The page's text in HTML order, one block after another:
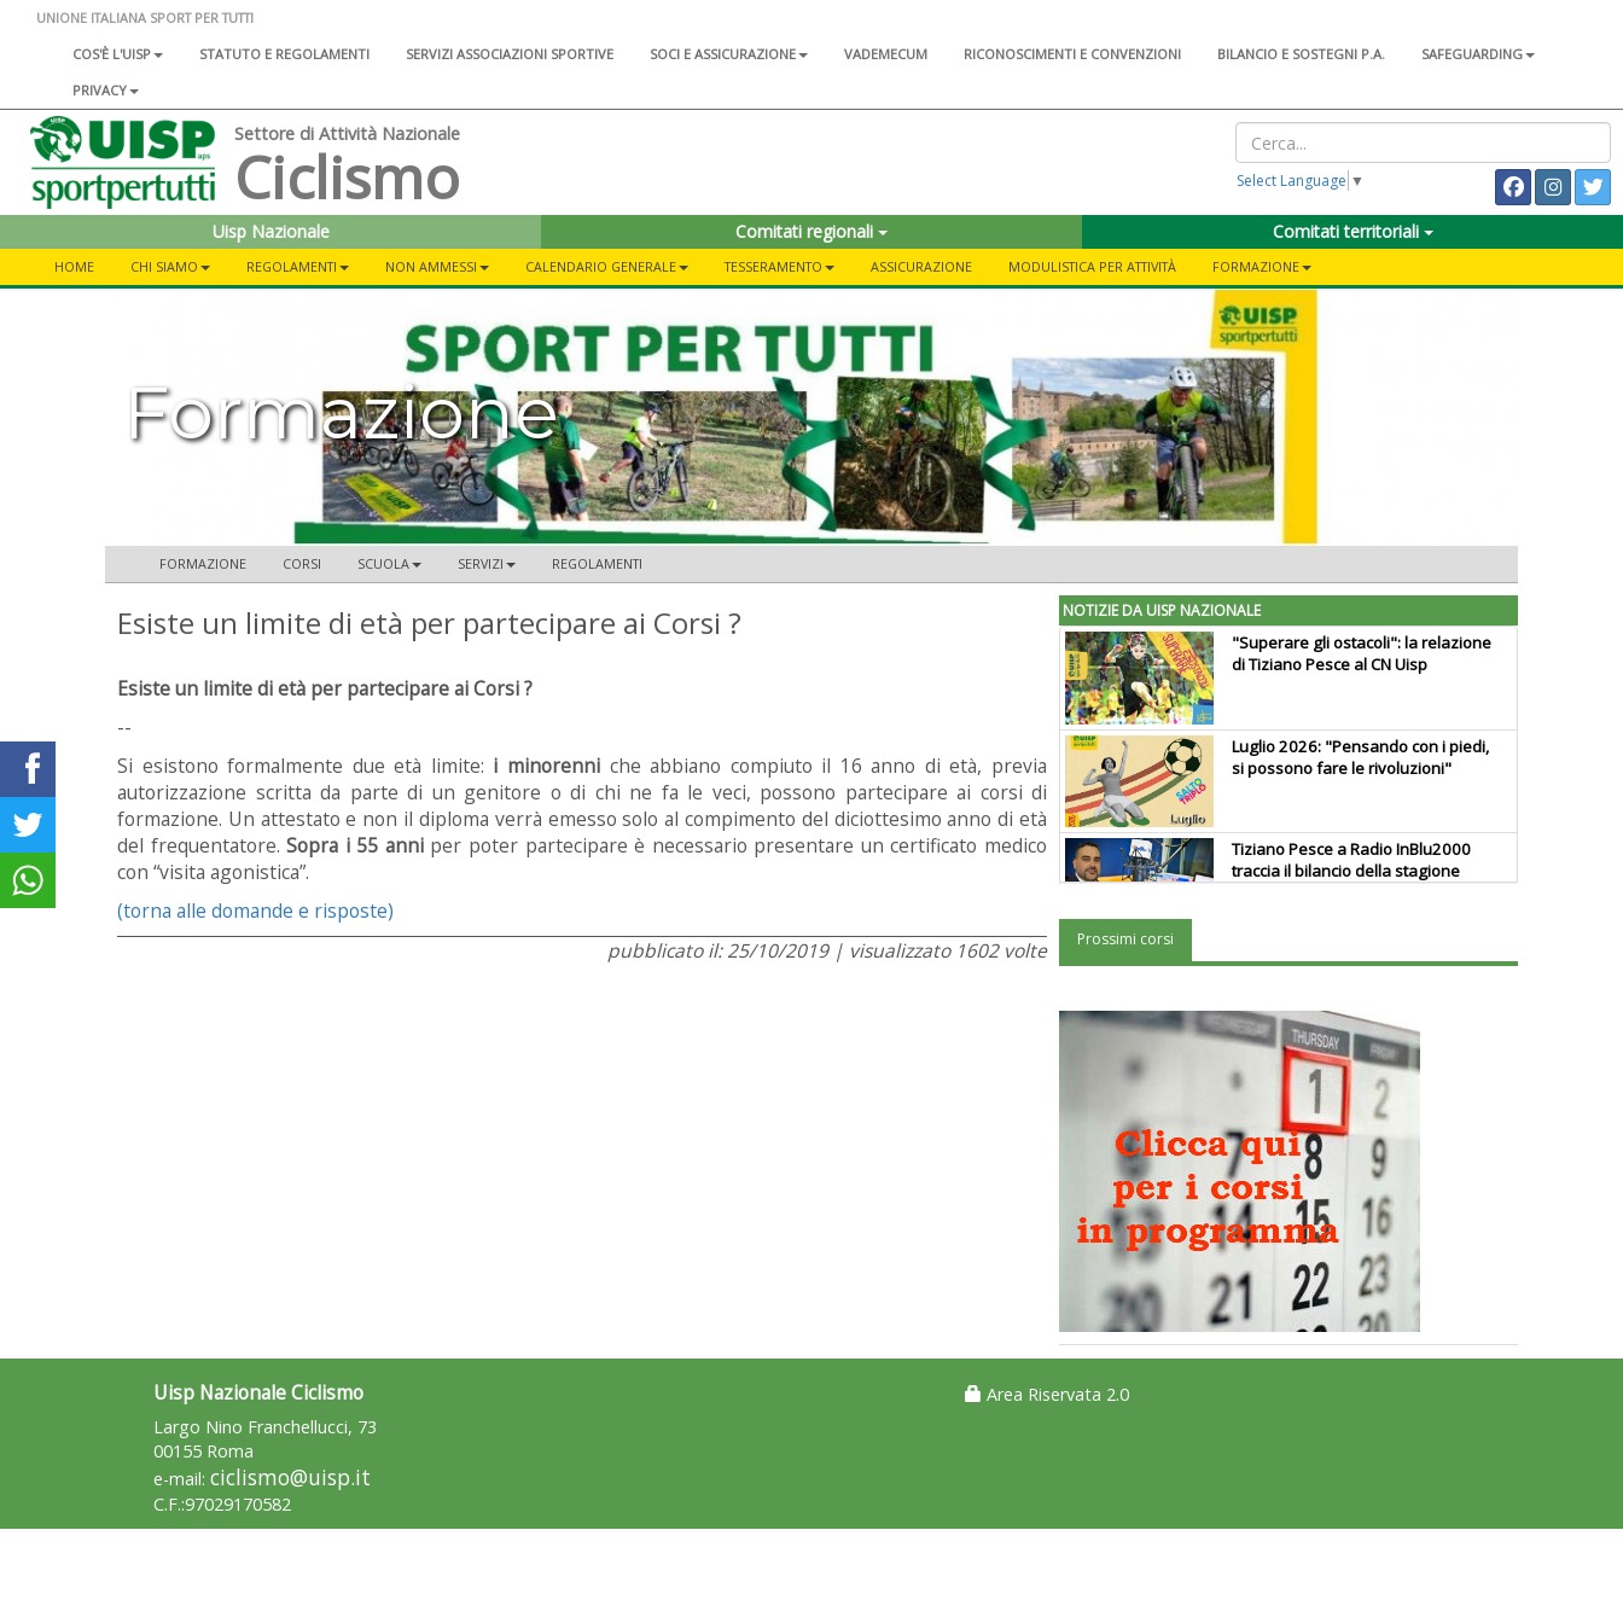
UNIONE ITALIANA SPORT PER TUTTI
COS'È L'UISP
STATUTO E REGOLAMENTI SERVIZI ASSOCIAZIONI SPORTIVE SOCI E ASSICURAZIONE VADEMECUM RICONOSCIMENTI E CONVENZIONI BILANCIO E SOSTEGNI P.A.
SAFEGUARDING
PRIVACY
Settore di Attività Nazionale
Ciclismo Select Language ▼
Uisp Nazionale Comitati regionali Comitati territoriali
HOME CHI SIAMO REGOLAMENTI NON AMMESSI CALENDARIO GENERALE TESSERAMENTO ASSICURAZIONE MODULISTICA PER ATTIVITÀ FORMAZIONE
Formazione
FORMAZIONE CORSI SCUOLA SERVIZI REGOLAMENTI
Esiste un limite di età per partecipare ai Corsi ?
Esiste un limite di età per partecipare ai Corsi ?
--
Si esistono formalmente due età limite: i minorenniche abbiano compiuto il 16 anno di età, previa
autorizzazione scritta da parte di un genitore o di chi ne fa le veci, possono partecipare ai corsi di
formazione. Un attestato e non il diploma verrà emesso solo al compimento del diciottesimo anno di età
del frequentatore.Sopra i 55 anniper poter partecipare è necessario presentare un certificato medico
con “visita agonistica”.
(torna alle domande e risposte)
pubblicato il: 25/10/2019 | visualizzato 1602 volte
NOTIZIE DA UISP NAZIONALE
"Superare gli ostacoli": la relazione
di Tiziano Pesce al CN Uisp
Luglio 2026: "Pensando con i piedi,
si possono fare le rivoluzioni"
Tiziano Pesce a Radio InBlu2000
traccia il bilancio della stagione
La formazione Uisp rallenta ma
prosegue anche in estate
Tiziano Pesce nel Cda di
Fondazione Terzjus: prima riunione
a Roma
Prossimi corsi
Uisp Nazionale Ciclismo
Largo Nino Franchellucci, 73
00155 Roma
e-mail: ciclismo@uisp.it
C.F.:97029170582
Area Riservata 2.0